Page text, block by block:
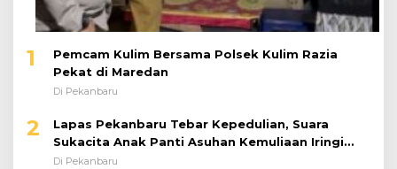
1
Pemcam Kulim Bersama Polsek Kulim Razia
Pekat di Maredan
Di Pekanbaru
2
Lapas Pekanbaru Tebar Kepedulian, Suara
Sukacita Anak Panti Asuhan Kemuliaan Iringi
Bantuan Sosial
Di Pekanbaru